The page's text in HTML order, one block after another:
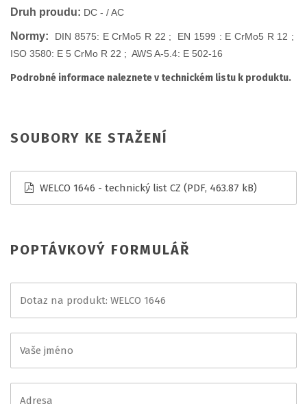
Druh proudu: DC - / AC
Normy: DIN 8575: E CrMo5 R 22 ; EN 1599 : E CrMo5 R 12 ;
ISO 3580: E 5 CrMo R 22 ; AWS A-5.4: E 502-16
Podrobné informace naleznete v technickém listu k produktu.
SOUBORY KE STAŽENÍ
WELCO 1646 - technický list CZ (PDF, 463.87 kB)
POPTÁVKOVÝ FORMULÁŘ